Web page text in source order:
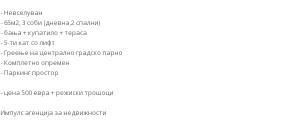
- Невселуван
- 65м2, 3 соби (дневна,2 спални)
- бања + купатило + тераса
- 5-ти кат со лифт
- Греење на централно градско парно
- Комплетно опремен
- Паркинг простор
- цена 500 евра + режиски трошоци
Импулс агенција за недвижности